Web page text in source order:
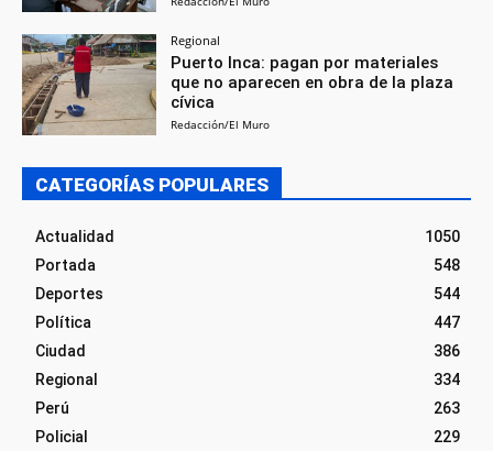
Regional
Puerto Inca: pagan por materiales
que no aparecen en obra de la plaza
cívica
Redacción/El Muro
CATEGORÍAS POPULARES
Actualidad
1050
Portada
548
Deportes
544
Política
447
Ciudad
386
Regional
334
Perú
263
Policial
229